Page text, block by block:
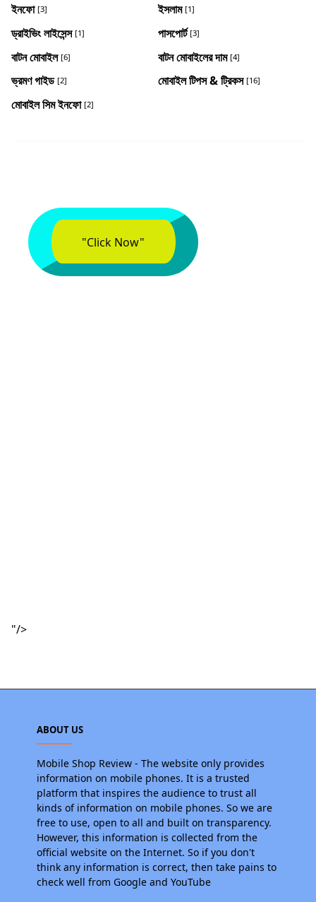
ইনফো [3] ইসলাম [1]
ড্রাইভিং লাইসেন্স [1] পাসপোর্ট [3]
বাটন মোবাইল [6] বাটন মোবাইলের দাম [4]
ভ্রমণ গাইড [2] মোবাইল টিপস & ট্রিকস [16]
মোবাইল সিম ইনফো [2]
"/>
ABOUT US
Mobile Shop Review - The website only provides
information on mobile phones. It is a trusted
platform that inspires the audience to trust all
kinds of information on mobile phones. So we are
free to use, open to all and built on transparency.
However, this information is collected from the
official website on the Internet. So if you don't
think any information is correct, then take pains to
check well from Google and YouTube